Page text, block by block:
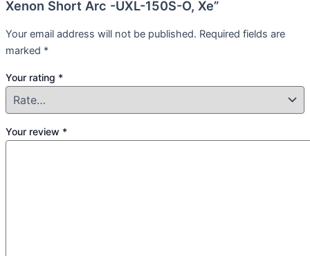
Xenon Short Arc -UXL-150S-O, Xe”
Your email address will not be published. Required fields are
marked *
Your rating *
Your review *